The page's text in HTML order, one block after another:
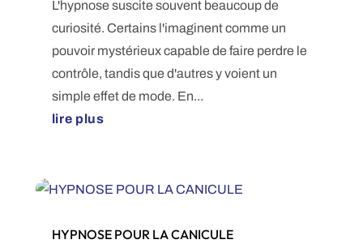
L'hypnose suscite souvent beaucoup de
curiosité. Certains l'imaginent comme un
pouvoir mystérieux capable de faire perdre le
contrôle, tandis que d'autres y voient un
simple effet de mode. En...
lire plus
HYPNOSE POUR LA CANICULE